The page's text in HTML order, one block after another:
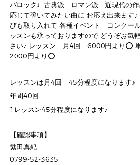
バロック♩古典派 ロマン派 近現代の作
応じて弾いてみたい曲に お応え出来ます
びも取り入れて 各種イベント コンクー
ッスンも承っておりますので どうぞお気
さい♪ レッスン 月4回 6000
2000円より⭕️
レッスンは月4回 45分程度になります♪
年間40回
1レッスン45分程度になります♪
【確認事項】
繁田真紀
0799-52-3635